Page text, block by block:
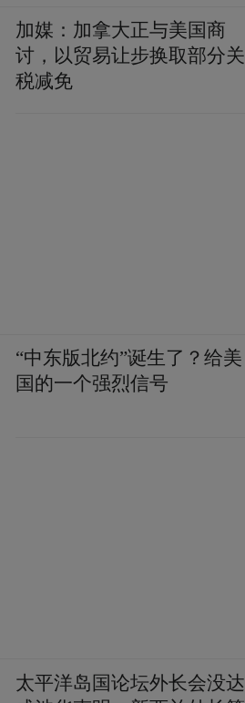
加媒：加拿大正与美国商
讨，以贸易让步换取部分关
税减免
“中东版北约”诞生了？给美
国的一个强烈信号
太平洋岛国论坛外长会没达